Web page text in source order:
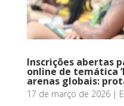
Inscrições abertas
online de temática
arenas globais:
17 de março de 2026|